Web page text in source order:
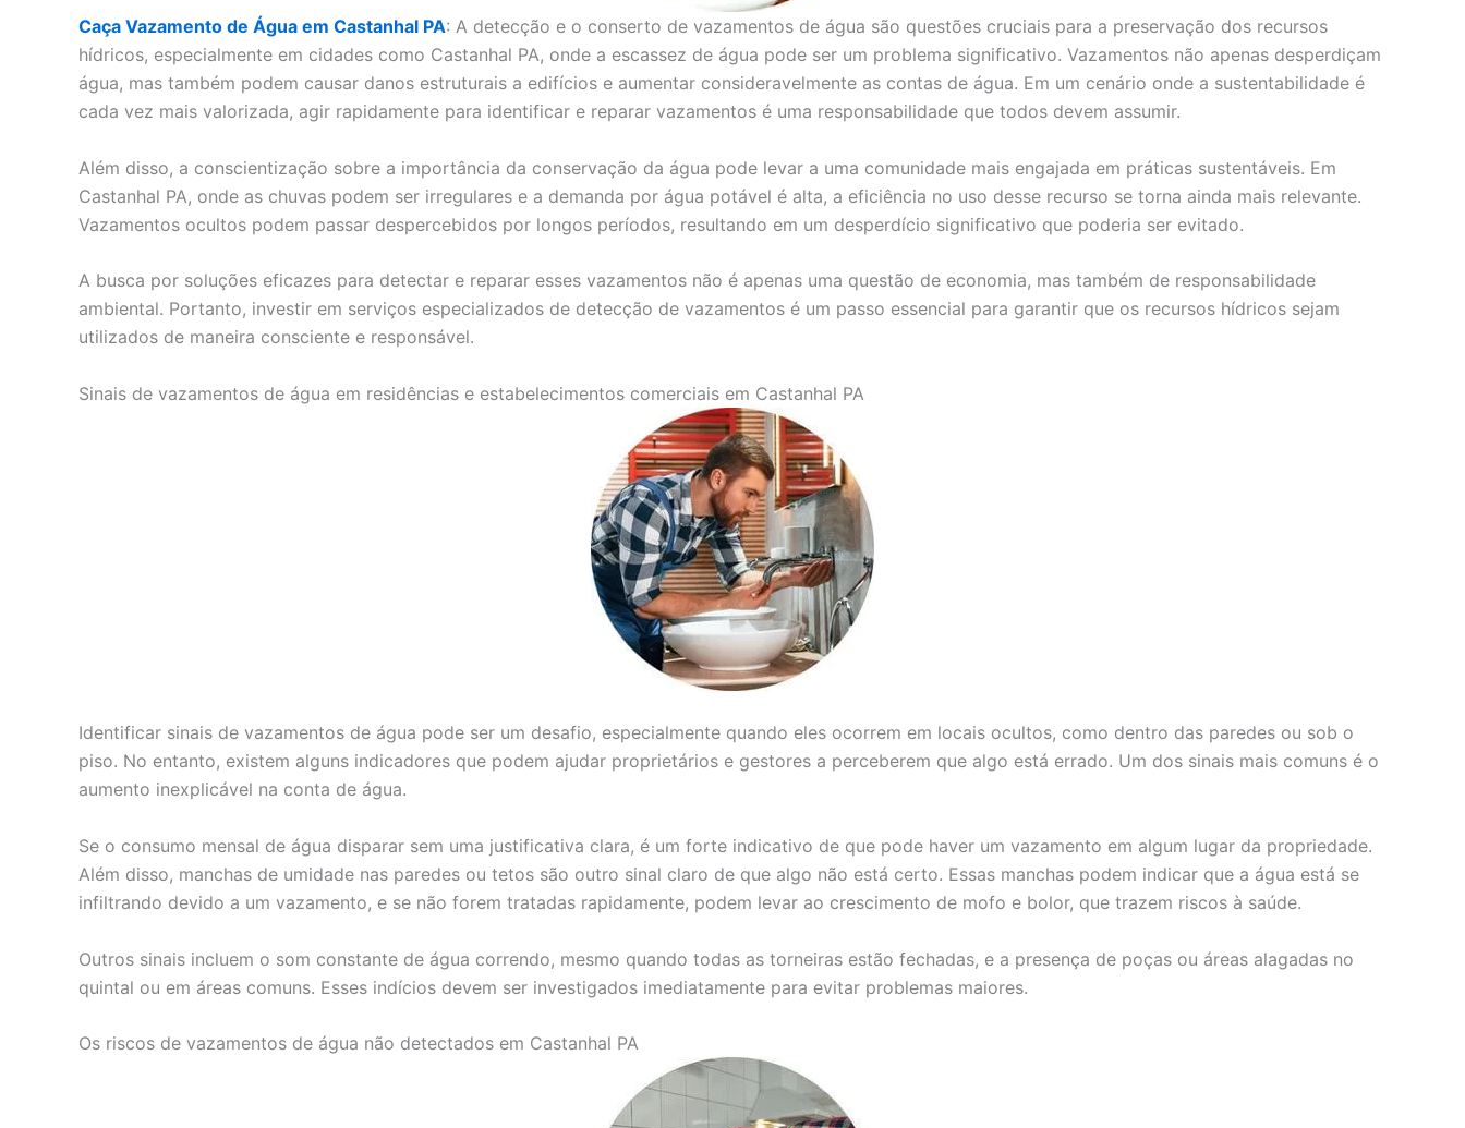
Caça Vazamento de Água em Castanhal PA: A detecção e o conserto de vazamentos de água são questões cruciais para a preservação dos recursos
hídricos, especialmente em cidades como Castanhal PA, onde a escassez de água pode ser um problema significativo. Vazamentos não apenas desperdiçam
água, mas também podem causar danos estruturais a edifícios e aumentar consideravelmente as contas de água. Em um cenário onde a sustentabilidade é
cada vez mais valorizada, agir rapidamente para identificar e reparar vazamentos é uma responsabilidade que todos devem assumir.
Além disso, a conscientização sobre a importância da conservação da água pode levar a uma comunidade mais engajada em práticas sustentáveis. Em
Castanhal PA, onde as chuvas podem ser irregulares e a demanda por água potável é alta, a eficiência no uso desse recurso se torna ainda mais relevante.
Vazamentos ocultos podem passar despercebidos por longos períodos, resultando em um desperdício significativo que poderia ser evitado.
A busca por soluções eficazes para detectar e reparar esses vazamentos não é apenas uma questão de economia, mas também de responsabilidade
ambiental. Portanto, investir em serviços especializados de detecção de vazamentos é um passo essencial para garantir que os recursos hídricos sejam
utilizados de maneira consciente e responsável.
Sinais de vazamentos de água em residências e estabelecimentos comerciais em Castanhal PA
Identificar sinais de vazamentos de água pode ser um desafio, especialmente quando eles ocorrem em locais ocultos, como dentro das paredes ou sob o
piso. No entanto, existem alguns indicadores que podem ajudar proprietários e gestores a perceberem que algo está errado. Um dos sinais mais comuns é o
aumento inexplicável na conta de água.
Se o consumo mensal de água disparar sem uma justificativa clara, é um forte indicativo de que pode haver um vazamento em algum lugar da propriedade.
Além disso, manchas de umidade nas paredes ou tetos são outro sinal claro de que algo não está certo. Essas manchas podem indicar que a água está se
infiltrando devido a um vazamento, e se não forem tratadas rapidamente, podem levar ao crescimento de mofo e bolor, que trazem riscos à saúde.
Outros sinais incluem o som constante de água correndo, mesmo quando todas as torneiras estão fechadas, e a presença de poças ou áreas alagadas no
quintal ou em áreas comuns. Esses indícios devem ser investigados imediatamente para evitar problemas maiores.
Os riscos de vazamentos de água não detectados em Castanhal PA